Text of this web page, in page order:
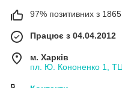
97% позитивних з 1865
Працює з 04.04.2012
м. Харків
пл. Ю. Кононенко 1, ТЦ